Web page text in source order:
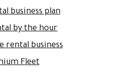
business plan
by the hour
rental business
Fleet